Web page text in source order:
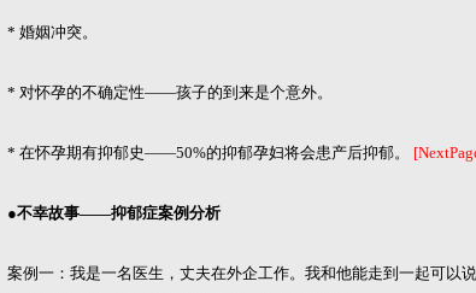
* 婚姻冲突。
* 对怀孕的不确定性——孩子的到来是个意外。
* 在怀孕期有抑郁史——50%的抑郁孕妇将会患产后抑郁。
●不幸故事——抑郁症案例分析
案例一：我是一名医生，丈夫在外企工作。我和他能走到一起可以